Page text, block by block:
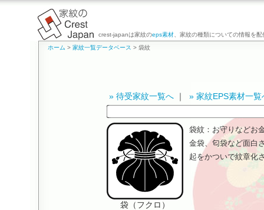
crest-japanは家紋のeps素材、家紋の種類についての情報を配
ホーム > 家紋一覧データベース > 袋紋
» 待受家紋一覧へ｜ » 家紋EPS素材一覧
袋（フクロ）
袋紋：お守りなどお
金袋、匂袋など面白
起をかついで紋章化